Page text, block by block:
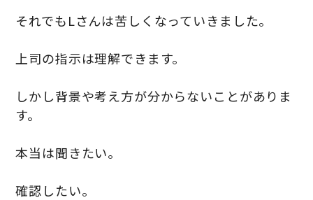
それでもLさんは苦しくなっていきました。
上司の指示は理解できます。
しかし背景や考え方が分からないことがありま
す。
本当は聞きたい。
確認したい。